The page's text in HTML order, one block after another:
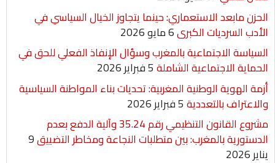
الحزن مابعد الاستعماري: حينما يتجاوز الخيال السياسي في
الأدب السرديات الكبرى6 مايو 2026
السياسة الاجتماعية بالمغرب وسؤال الإنفاذ الفعلي للحق في
الحماية الاجتماعية الشاملة5 فبراير 2026
أزمة الهوية الوطنية المغربية: تحديات بناء المواطنة السياسية
والاعتراف بالتعددية5 فبراير 2026
مشروع القانون التنظيمي رقم 35.24 وآلية الدفع بعدم
الدستورية بالمغرب: بين متطلبات النجاعة ومخاطر التضييق9
يناير 2026